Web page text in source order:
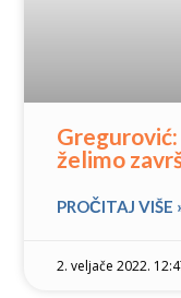
želimo
PROČITAJ VIŠE
2. veljače 2022.